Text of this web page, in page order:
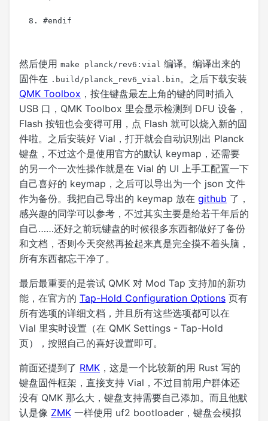
#endif
然后使用 make planck/rev6:vial 编译。编译出来的
固件在 .build/planck_rev6_vial.bin。之后下载安装
QMK Toolbox ，按住键盘最左上角的键的同时插入
USB 口，QMK Toolbox 里会显示检测到 DFU 设备，
Flash 按钮也会变得可用，点 Flash 就可以烧入新的固
件啦。之后安装好 Vial，打开就会自动识别出 Planck
键盘，不过这个是使用官方的默认 keymap，还需要
的另一个一次性操作就是在 Vial 的 UI 上手工配置一下
自己喜好的 keymap，之后可以导出为一个 json 文件
作为备份。我把自己导出的 keymap 放在 github 了，
感兴趣的同学可以参考，不过其实主要是给若干年后的
自己……还好之前玩键盘的时候很多东西都做好了备份
和文档，否则今天突然再捡起来真是完全摸不着头脑，
所有东西都忘干净了。
最后最重要的是尝试 QMK 对 Mod Tap 支持加的新功
能，在官方的 Tap-Hold Configuration Options 页有
所有选项的详细文档，并且所有这些选项都可以在
Vial 里实时设置（在 QMK Settings - Tap-Hold
页），按照自己的喜好设置即可。
前面还提到了 RMK ，这是一个比较新的用 Rust 写的
键盘固件框架，直接支持 Vial，不过目前用户群体还
没有 QMK 那么大，键盘支持需要自己添加。而且他默
认是像 ZMK 一样使用 uf2 bootloader，键盘会模拟